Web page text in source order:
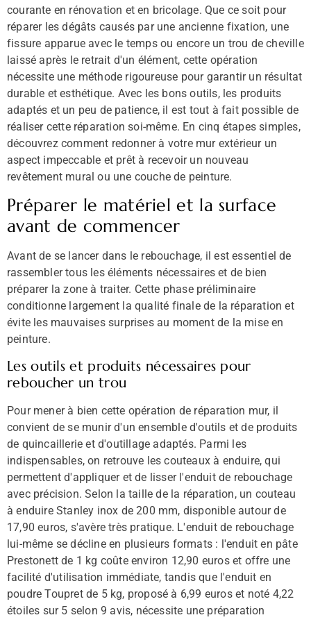
courante en rénovation et en bricolage. Que ce soit pour
réparer les dégâts causés par une ancienne fixation, une
fissure apparue avec le temps ou encore un trou de cheville
laissé après le retrait d'un élément, cette opération
nécessite une méthode rigoureuse pour garantir un résultat
durable et esthétique. Avec les bons outils, les produits
adaptés et un peu de patience, il est tout à fait possible de
réaliser cette réparation soi-même. En cinq étapes simples,
découvrez comment redonner à votre mur extérieur un
aspect impeccable et prêt à recevoir un nouveau
revêtement mural ou une couche de peinture.
Préparer le matériel et la surface
avant de commencer
Avant de se lancer dans le rebouchage, il est essentiel de
rassembler tous les éléments nécessaires et de bien
préparer la zone à traiter. Cette phase préliminaire
conditionne largement la qualité finale de la réparation et
évite les mauvaises surprises au moment de la mise en
peinture.
Les outils et produits nécessaires pour
reboucher un trou
Pour mener à bien cette opération de réparation mur, il
convient de se munir d'un ensemble d'outils et de produits
de quincaillerie et d'outillage adaptés. Parmi les
indispensables, on retrouve les couteaux à enduire, qui
permettent d'appliquer et de lisser l'enduit de rebouchage
avec précision. Selon la taille de la réparation, un couteau
à enduire Stanley inox de 200 mm, disponible autour de
17,90 euros, s'avère très pratique. L'enduit de rebouchage
lui-même se décline en plusieurs formats : l'enduit en pâte
Prestonett de 1 kg coûte environ 12,90 euros et offre une
facilité d'utilisation immédiate, tandis que l'enduit en
poudre Toupret de 5 kg, proposé à 6,99 euros et noté 4,22
étoiles sur 5 selon 9 avis, nécessite une préparation